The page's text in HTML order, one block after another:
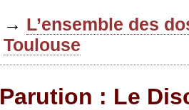
→ L’ensemble des
Toulouse
Parution : Le